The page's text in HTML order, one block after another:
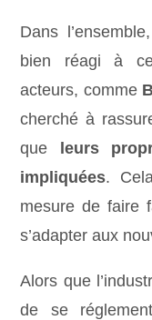
Dans
bien réagi à
acteurs, comme
cherché à
que leurs
impliquées.
mesure de faire
s’adapter aux
Alors que
de se